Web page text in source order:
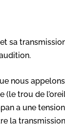
sa
nous
(le trou de
a une
la